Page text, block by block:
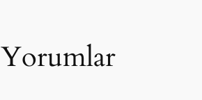
Yorumlar